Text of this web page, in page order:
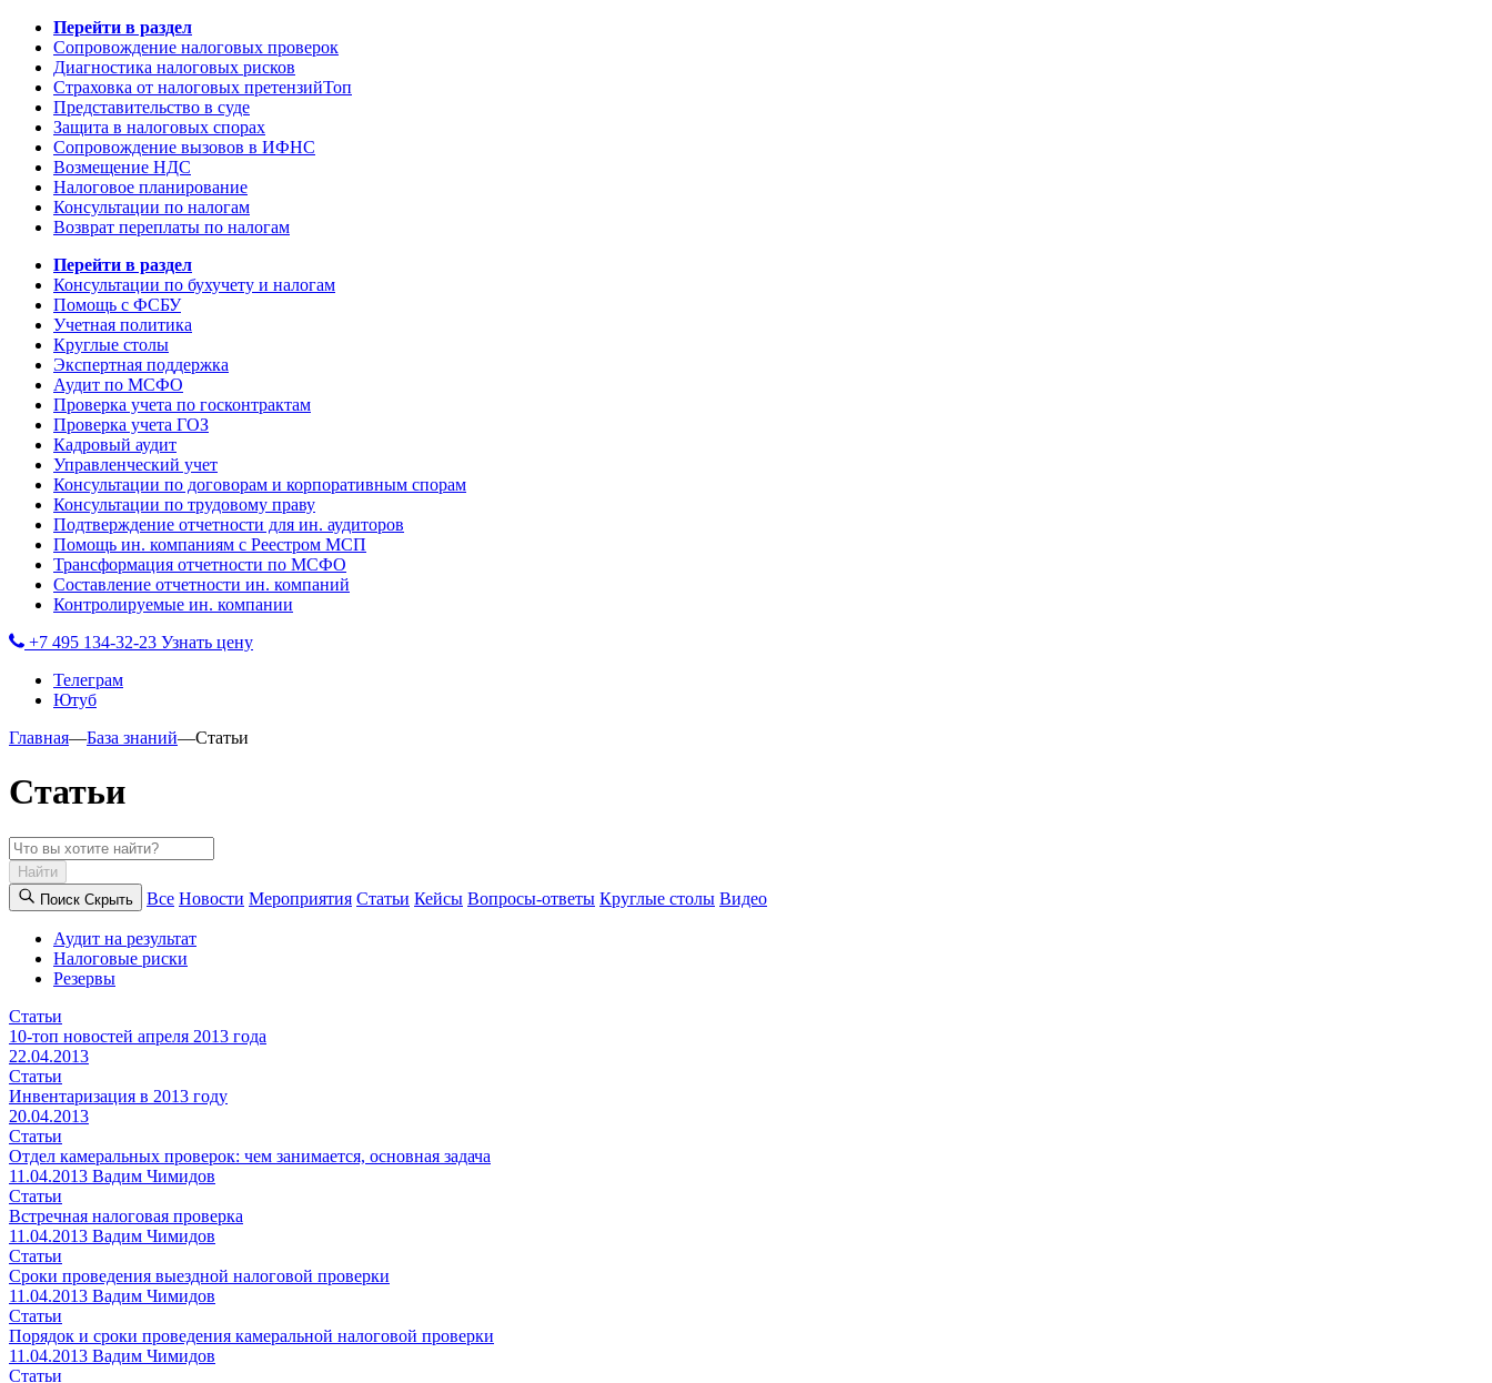
Перейти в раздел
Сопровождение налоговых проверок
Диагностика налоговых рисков
Страховка от налоговых претензийТоп
Представительство в суде
Защита в налоговых спорах
Сопровождение вызовов в ИФНС
Возмещение НДС
Налоговое планирование
Консультации по налогам
Возврат переплаты по налогам
Перейти в раздел
Консультации по бухучету и налогам
Помощь с ФСБУ
Учетная политика
Круглые столы
Экспертная поддержка
Аудит по МСФО
Проверка учета по госконтрактам
Проверка учета ГОЗ
Кадровый аудит
Управленческий учет
Консультации по договорам и корпоративным спорам
Консультации по трудовому праву
Подтверждение отчетности для ин. аудиторов
Помощь ин. компаниям с Реестром МСП
Трансформация отчетности по МСФО
Составление отчетности ин. компаний
Контролируемые ин. компании
+7 495 134-32-23 Узнать цену
Телеграм
Ютуб
Главная—База знаний—Статьи
Статьи
Найти
Поиск Cкрыть Все Новости Мероприятия Статьи Кейсы Вопросы-ответы Круглые столы Видео
Аудит на результат
Налоговые риски
Резервы
Статьи
10-топ новостей апреля 2013 года
22.04.2013
Статьи
Инвентаризация в 2013 году
20.04.2013
Статьи
Отдел камеральных проверок: чем занимается, основная задача
11.04.2013 Вадим Чимидов
Статьи
Встречная налоговая проверка
11.04.2013 Вадим Чимидов
Статьи
Сроки проведения выездной налоговой проверки
11.04.2013 Вадим Чимидов
Статьи
Порядок и сроки проведения камеральной налоговой проверки
11.04.2013 Вадим Чимидов
Статьи